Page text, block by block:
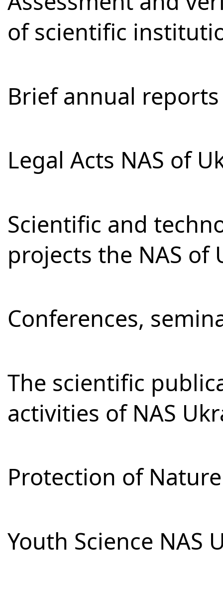
of scientific
Brief annual
Legal Acts NAS of
Scientific and
projects the NAS of
Conferences,
The scientific
activities of NAS
Protection of
Youth Science NAS